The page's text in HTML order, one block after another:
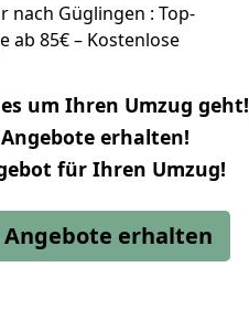
nach Güglingen : Top-
ab 85€ – Kostenlose
um Ihren Umzug geht!
erhalten!
für Ihren Umzug!
erhalten